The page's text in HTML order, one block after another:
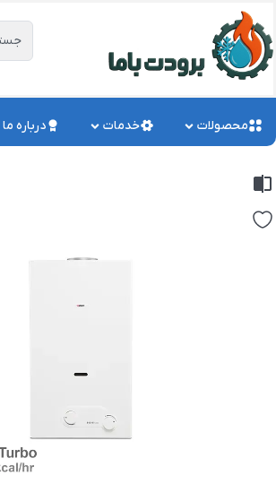
محصولات خدمات درباره ما